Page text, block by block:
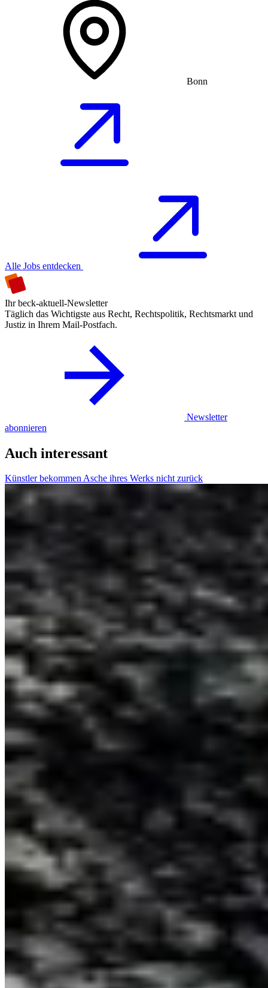
Bonn
Alle Jobs entdecken
Ihr beck-aktuell-Newsletter
Täglich das Wichtigste aus Recht, Rechtspolitik, Rechtsmarkt und
Justiz in Ihrem Mail-Postfach.
Newsletter
abonnieren
Auch interessant
Künstler bekommen Asche ihres Werks nicht zurück